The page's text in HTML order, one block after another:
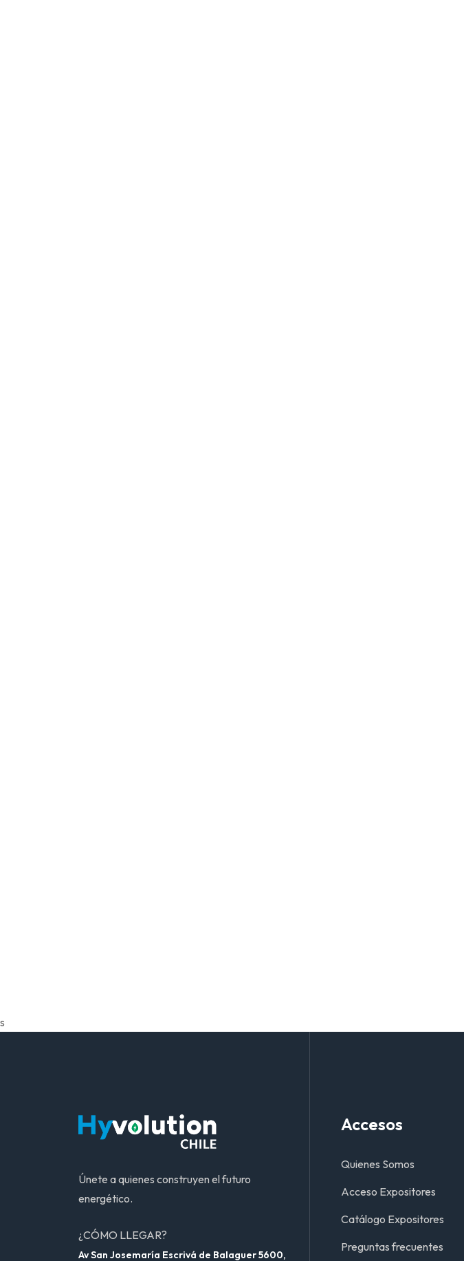
s
Únete a quienes construyen el futuro
energético.
¿CÓMO LLEGAR?
Av San Josemaría Escrivá de Balaguer 5600,
Accesos
Quienes Somos
Acceso Expositores
Catálogo Expositores
Preguntas frecuentes